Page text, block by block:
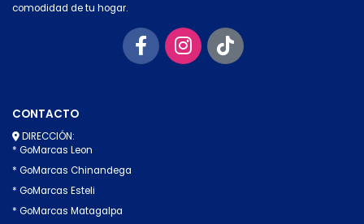
comodidad de tu hogar.
CONTACTO
DIRECCIÓN:
* GoMarcas Leon
* GoMarcas Chinandega
* GoMarcas Esteli
* GoMarcas Matagalpa